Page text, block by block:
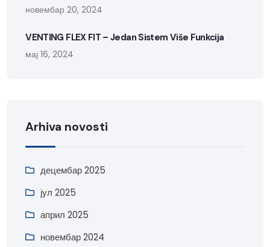
новембар 20, 2024
VENTING FLEX FIT – Jedan Sistem Više Funkcija
мај 16, 2024
Arhiva novosti
децембар 2025
јул 2025
април 2025
новембар 2024